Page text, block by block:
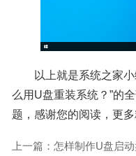
以上就是系统之家小
么用U盘重装系统？”的
题，感谢您的阅读，更
上一篇：怎样制作U盘启